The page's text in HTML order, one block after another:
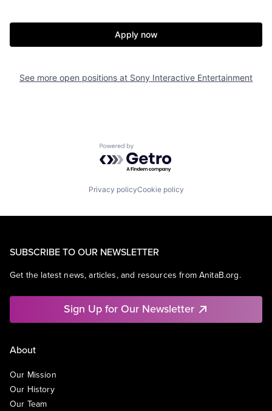
Apply now
See more open positions at Sony Interactive Entertainment
Powered by Getro.com
Privacy policyCookie policy
SUBSCRIBE TO OUR NEWSLETTER
Get the latest news, articles, and resources from AnitaB.org.
Sign Up for Our Newsletter
About
Our Mission
Our History
Our Team